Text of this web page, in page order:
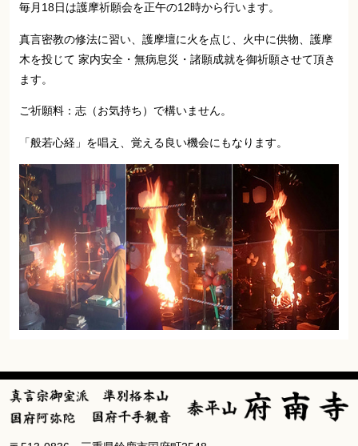
毎月18日は護摩祈願会を正午の12時から行います。
真言密教の修法に習い、護摩壇に火を点じ、火中に供物、護摩
木を投じて 家内安全・無病息災・諸願成就を御祈願させて頂き
ます。
ご祈願料：志（お気持ち）で構いません。
「般若心経」を唱え、覚える良い機会にもなります。